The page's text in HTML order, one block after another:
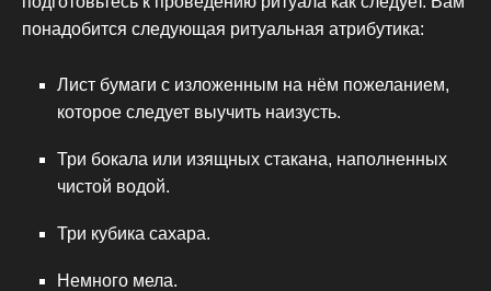
понадобится следующая ритуальная атрибутика:
Лист бумаги с изложенным на нём пожеланием,
которое следует выучить наизусть.
Три бокала или изящных стакана, наполненных
чистой водой.
Три кубика сахара.
Немного мела.